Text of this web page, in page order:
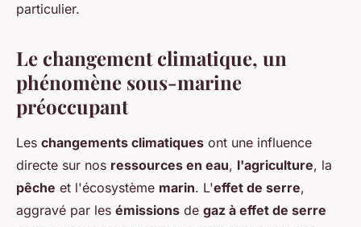
particulier.
Le changement climatique, un
phénomène sous-marine
préoccupant
Les changements climatiques ont une influence
directe sur nos ressources en eau, l'agriculture, la
pêche et l'écosystème marin. L'effet de serre,
aggravé par les émissions de gaz à effet de serre